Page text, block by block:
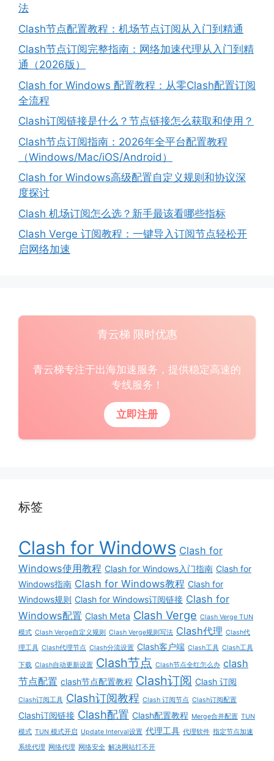
法
Clash节点配置教程：机场节点订阅从入门到精通
Clash节点订阅完整指南：网络加速代理从入门到精
通（2026版）
Clash for Windows 配置教程：从零Clash配置订阅
全流程
Clash订阅链接是什么？节点链接怎么获取和使用？
Clash节点订阅指南：2026年全平台配置教程
（Windows/Mac/iOS/Android）
Clash for Windows高级配置自定义规则和协议深
度探讨
Clash 机场订阅怎么选？新手最该看哪些指标
Clash Verge 订阅教程：一键导入订阅节点轻松开
启网络加速
青云梯 限时优惠
青云梯专注于出海加速服务，提供稳定高速的
专线服务！
立即注册
标签
Clash for Windows Clash for
Windows使用教程 Clash for Windows入门指南 Clash for
Windows指南 Clash for Windows教程 Clash for
Windows规则 Clash for Windows订阅链接 Clash for
Windows配置 Clash Meta Clash Verge Clash Verge TUN
模式 Clash Verge自定义规则 Clash Verge规则写法 Clash代理 Clash代
理工具 Clash代理节点 Clash分流设置 Clash客户端 Clash工具 Clash工具
下载 Clash自动更新设置 Clash节点 Clash节点全红怎么办 clash
节点配置 clash节点配置教程 Clash订阅 Clash 订阅
Clash订阅工具 Clash订阅教程 Clash 订阅节点 Clash订阅配置
Clash订阅链接 Clash配置 Clash配置教程 Merge合并配置 TUN
模式 TUN 模式开启 Update Interval设置 代理工具 代理软件 指定节点加速
系统代理
网络代理 网络安全 解决网站打不开